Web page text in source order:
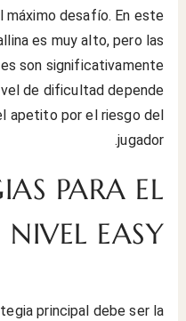
máximo desafío. En este
es muy alto, pero las
son significativamente
de dificultad depende
apetito por el riesgo del
jugador.
PARA EL
NIVEL EASY
principal debe ser la